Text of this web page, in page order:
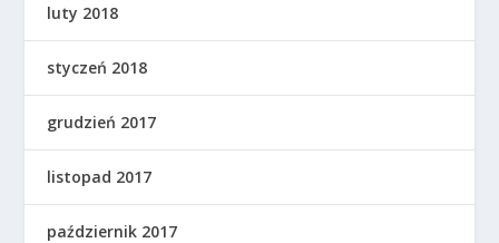
luty 2018
styczeń 2018
grudzień 2017
listopad 2017
październik 2017